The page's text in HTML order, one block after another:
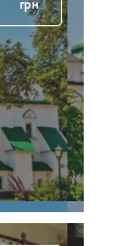
грн